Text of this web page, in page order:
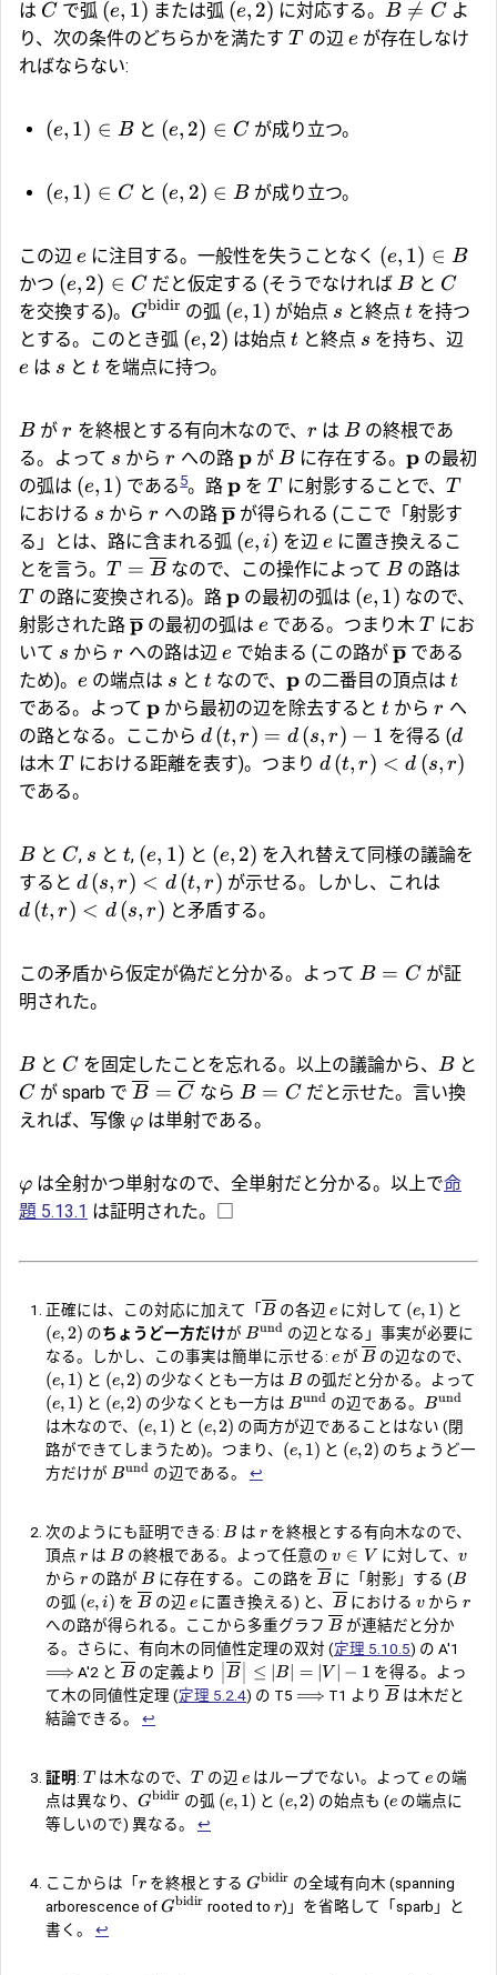
は C で弧 (e, 1) または弧 (e, 2) に対応する。 B 
= C よ
り、次の条件のどちらかを満たす T の辺 e が存在しなけ
ればならない:
(e, 1) ∈ Bと (e, 2) ∈ C が成り立つ。
(e, 1) ∈ C と (e, 2) ∈ B が成り立つ。
この辺 e に注目する。一般性を失うことなく (e, 1) ∈ B
かつ (e, 2) ∈ C だと仮定する (そうでなければB と C
を交換する)。 Gbidir の弧 (e, 1) が始点 s と終点t を持つ
とする。このとき弧 (e, 2) は始点t と終点 s を持ち、辺
e は s と t を端点に持つ。
Bが r を終根とする有向木なので、 r はB の終根であ
る。よって s から r への路 pが Bに存在する。 pの最初
の弧は (e, 1) である5。路p をT に射影することで、 T
における s から r への路 pが得られる (ここで「射影す
る」とは、路に含まれる弧 (e, i) を辺e に置き換えるこ
とを言う。 T = B なので、この操作によってB の路は
T の路に変換される)。路 pの最初の弧は (e, 1) なので、
射影された路 p の最初の弧は e である。つまり木 T にお
いて s から r への路は辺 e で始まる (この路が pである
ため)。 e の端点は s と t なので、 p の二番目の頂点は t
である。よって p から最初の辺を除去すると t から r へ
の路となる。ここから d (t, r) = d (s, r) − 1 を得る (d
は木 T における距離を表す)。つまり d (t, r) < d (s, r)
である。
Bと C, s とt, (e, 1) と (e, 2) を入れ替えて同様の議論を
すると d (s, r) < d (t, r) が示せる。しかし、これは
d (t, r) < d (s, r) と矛盾する。
この矛盾から仮定が偽だと分かる。よって B = C が証
明された。
Bと C を固定したことを忘れる。以上の議論から、B と
C が sparb でB = C ならB = C だと示せた。言い換
えれば、写像 φ は単射である。
φ は全射かつ単射なので、全単射だと分かる。以上で命
題 5.13.1 は証明された。□
正確には、この対応に加えて「 B の各辺 e に対して (e, 1) と
(e,2) のちょうど一方だけが Bund の辺となる」事実が必要に
なる。しかし、この事実は簡単に示せる: e が B の辺なので、
(e, 1) と (e,2) の少なくとも一方はB の弧だと分かる。よって
(e, 1) と (e,2) の少なくとも一方はBund の辺である。Bund
は木なので、 (e, 1) と (e,2) の両方が辺であることはない (閉
路ができてしまうため)。つまり、 (e, 1) と (e,2) のちょうど一
方だけが Bund の辺である。 ↩︎
次のようにも証明できる: B は r を終根とする有向木なので、
頂点 r はB の終根である。よって任意のv ∈ V に対して、 v
から r の路がB に存在する。この路をB に「射影」する (B
の弧 (e,i) を B の辺 eに置き換える) と、 B における v からr
への路が得られる。ここから多重グラフ B が連結だと分か
る。さらに、有向木の同値性定理の双対 (定理 5.10.5) の A'1
⟹ A'2 と B の定義より B ≤ ∣B = V ∣ − 1 を得る。よっ
て木の同値性定理 (定理 5.2.4) の T5 ⟹ T1 より B は木だと
結論できる。 ↩︎
証明: T は木なので、T の辺 eはループでない。よって eの端
点は異なり、 Gbidir の弧 (e, 1) と (e,2) の始点も (e の端点に
等しいので) 異なる。 ↩︎
ここからは「 r を終根とするGbidir の全域有向木 (spanning
arborescence ofGbidir rooted to r)」を省略して「sparb 」と
書く。 ↩︎